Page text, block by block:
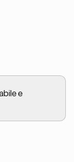
e